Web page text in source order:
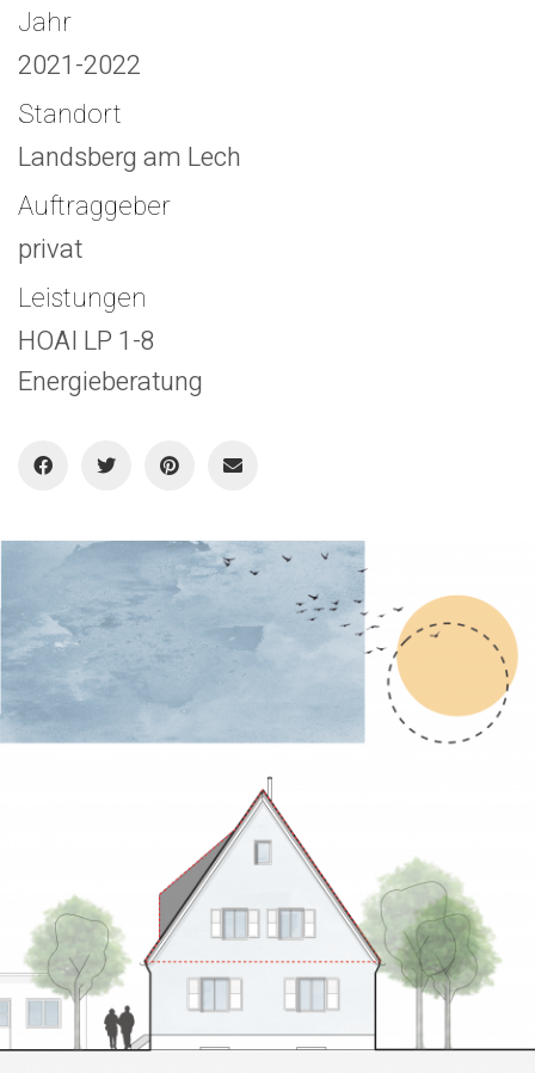
Jahr
2021-2022
Standort
Landsberg am Lech
Auftraggeber
privat
Leistungen
HOAI LP 1-8
Energieberatung